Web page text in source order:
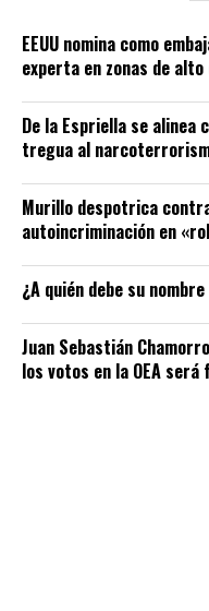
EEUU nomina como
experta en zonas de
De la Espriella se alinea
tregua al
Murillo despotrica
autoincriminación en
¿A quién debe su
Juan Sebastián
los votos en la OEA